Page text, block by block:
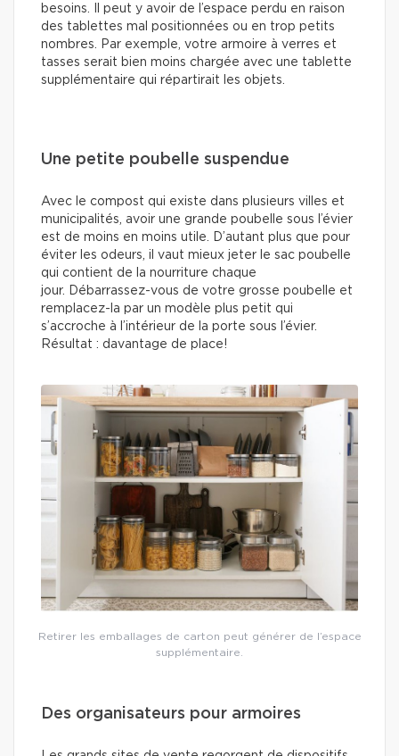
besoins. Il peut y avoir de l’espace perdu en raison
des tablettes mal positionnées ou en trop petits
nombres. Par exemple, votre armoire à verres et
tasses serait bien moins chargée avec une tablette
supplémentaire qui répartirait les objets.
Une petite poubelle suspendue
Avec le compost qui existe dans plusieurs villes et
municipalités, avoir une grande poubelle sous l’évier
est de moins en moins utile. D’autant plus que pour
éviter les odeurs, il vaut mieux jeter le sac poubelle
qui contient de la nourriture chaque
jour. Débarrassez-vous de votre grosse poubelle et
remplacez-la par un modèle plus petit qui
s’accroche à l’intérieur de la porte sous l’évier.
Résultat : davantage de place!
Retirer les emballages de carton peut générer de l’espace
supplémentaire.
Des organisateurs pour armoires